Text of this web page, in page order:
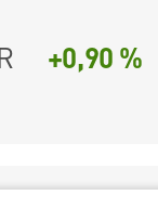
+0,90 %